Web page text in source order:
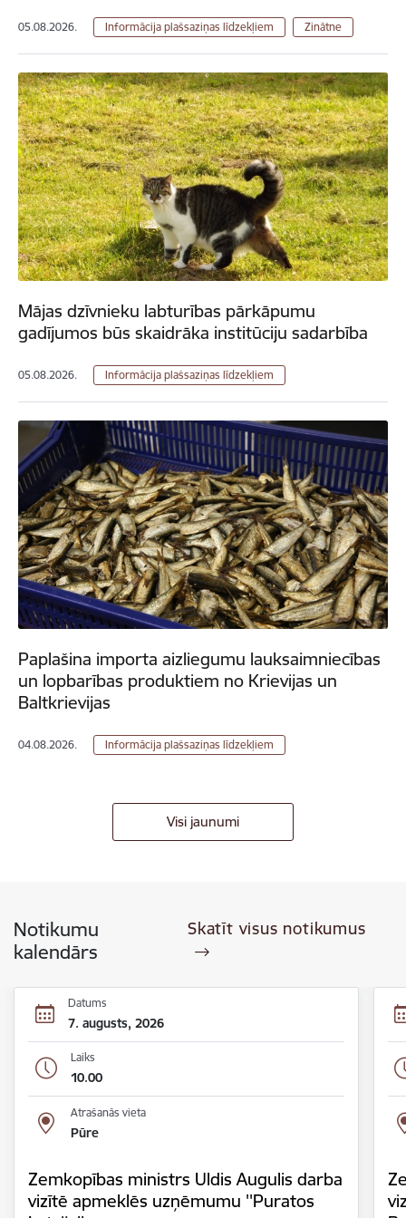
05.08.2026. Informācija plašsaziņas līdzekļiem Zinātne
Mājas dzīvnieku labturības pārkāpumu
gadījumos būs skaidrāka institūciju sadarbība
05.08.2026. Informācija plašsaziņas līdzekļiem
Paplašina importa aizliegumu lauksaimniecības
un lopbarības produktiem no Krievijas un
Baltkrievijas
04.08.2026. Informācija plašsaziņas līdzekļiem
Visi jaunumi
Notikumu
kalendārs
Skatīt visus notikumus
Datums
7. augusts, 2026
Laiks
10.00
Atrašanās vieta
Pūre
Zemkopības ministrs Uldis Augulis darba
vizītē apmeklēs uzņēmumu ''Puratos